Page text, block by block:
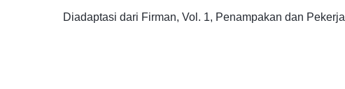
Diadaptasi dari Firman, Vol. 1, Penampakan dan